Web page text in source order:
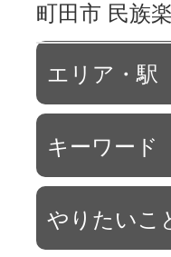
町田市 民族
エリア・駅
キーワード
やりたいこ